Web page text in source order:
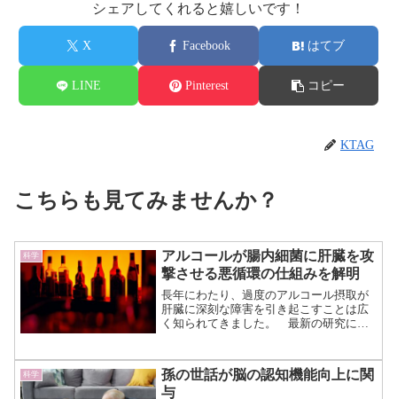
シェアしてくれると嬉しいです！
X Facebook はてブ
LINE Pinterest コピー
KTAG
こちらも見てみませんか？
科学
アルコールが腸内細菌に肝臓を攻
撃させる悪循環の仕組みを解明
長年にわたり、過度のアルコール摂取が
肝臓に深刻な障害を引き起こすことは広
く知られてきました。 最新の研究によ
た。 慢性的なアルコール摂取は、腸か
ら細菌が漏れ出して肝臓に...（続きを読
む）
科学
孫の世話が脳の認知機能向上に関
与